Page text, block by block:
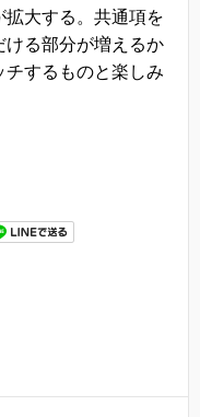
拡大する。共通項を
ける部分が増えるか
チするものと楽しみ